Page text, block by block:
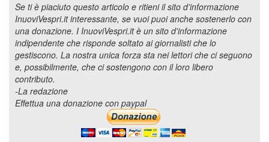
Se ti è piaciuto questo articolo e ritieni il sito d'informazione
InuoviVespri.it interessante, se vuoi puoi anche sostenerlo con
una donazione. I InuoviVespri.it è un sito d'informazione
indipendente che risponde soltato ai giornalisti che lo
gestiscono. La nostra unica forza sta nei lettori che ci seguono
e, possibilmente, che ci sostengono con il loro libero
contributo.
-La redazione
Effettua una donazione con paypal